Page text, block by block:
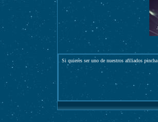
Si quieres ser uno de nuestros afiliados pincha